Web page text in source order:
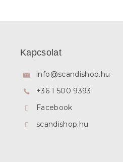
Kapcsolat
info@scandishop.hu
+36 1 500 9393
Facebook
scandishop.hu